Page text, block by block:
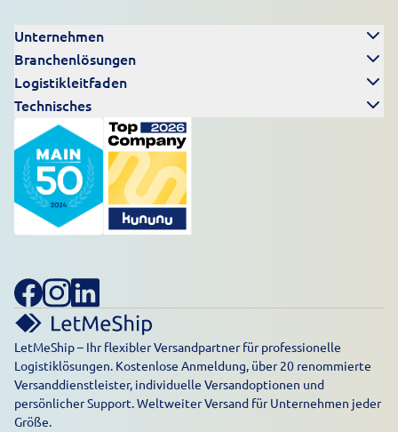
Unternehmen
Branchenlösungen
Logistikleitfaden
Technisches
LetMeShip – Ihr flexibler Versandpartner für professionelle
Logistiklösungen. Kostenlose Anmeldung, über 20 renommierte
Versanddienstleister, individuelle Versandoptionen und
persönlicher Support. Weltweiter Versand für Unternehmen jeder
Größe.